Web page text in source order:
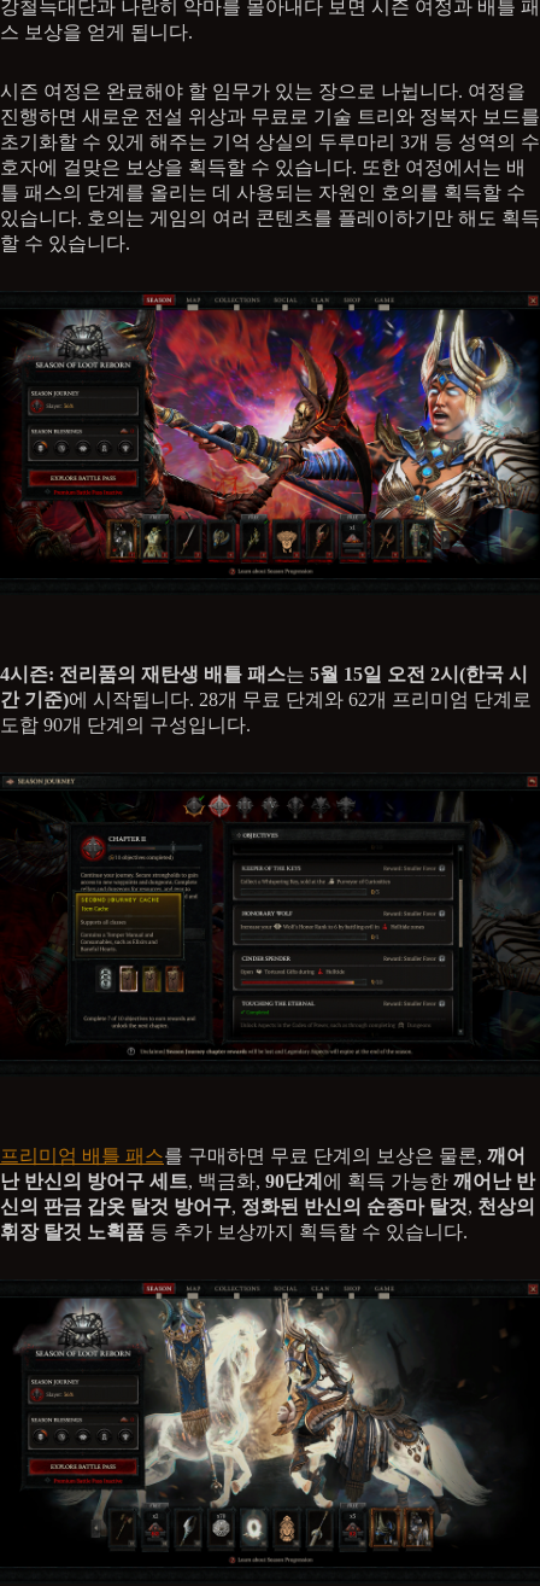
강철늑대단과 나란히 악마를 몰아내다 보면 시즌 여정과 배틀 패
스 보상을 얻게 됩니다.
시즌 여정은 완료해야 할 임무가 있는 장으로 나뉩니다. 여정을
진행하면 새로운 전설 위상과 무료로 기술 트리와 정복자 보드를
초기화할 수 있게 해주는 기억 상실의 두루마리 3개 등 성역의 수
호자에 걸맞은 보상을 획득할 수 있습니다. 또한 여정에서는 배
틀 패스의 단계를 올리는 데 사용되는 자원인 호의를 획득할 수
있습니다. 호의는 게임의 여러 콘텐츠를 플레이하기만 해도 획득
할 수 있습니다.
4시즌: 전리품의 재탄생 배틀 패스는 5월 15일 오전 2시(한국 시
간 기준)에 시작됩니다. 28개 무료 단계와 62개 프리미엄 단계로
도합 90개 단계의 구성입니다.
프리미엄 배틀 패스를 구매하면 무료 단계의 보상은 물론, 깨어
난 반신의 방어구 세트, 백금화, 90단계 에 획득 가능한 깨어난 반
신의 판금 갑옷 탈것 방어구, 정화된 반신의 순종마 탈것, 천상의
휘장 탈것 노획품 등 추가 보상까지 획득할 수 있습니다.